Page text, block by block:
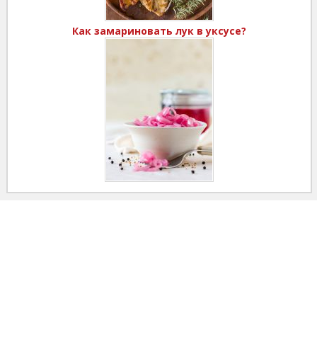
Как замариновать лук в уксусе?